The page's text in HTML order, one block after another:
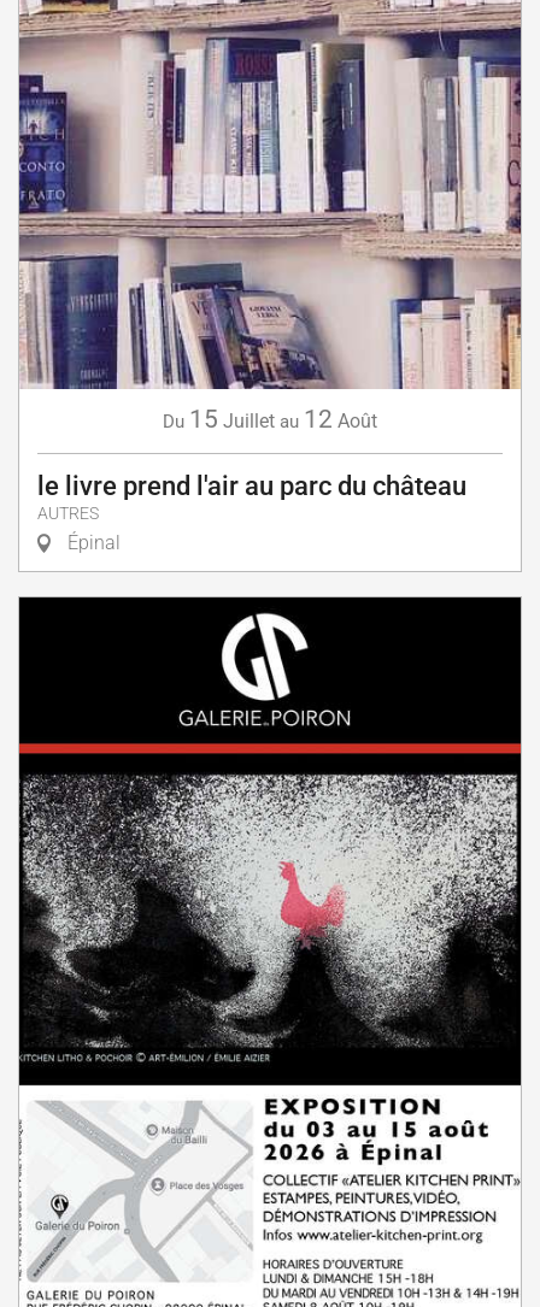
Du 15 Juillet au 12 Août
le livre prend l'air au parc du château
AUTRES
Épinal